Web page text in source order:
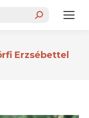
Erzsébettel